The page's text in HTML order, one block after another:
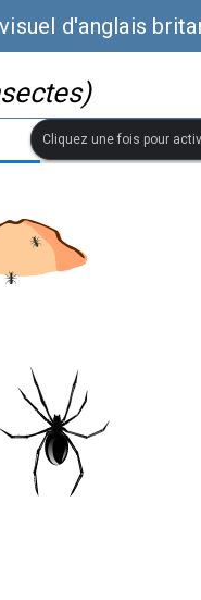
d'anglais
Cliquez une fois pour